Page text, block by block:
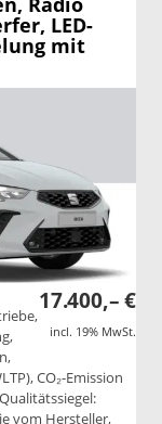
LED-
mit
17.400,– €
incl. 19% MwSt.
CO₂-Emission
vom Hersteller,